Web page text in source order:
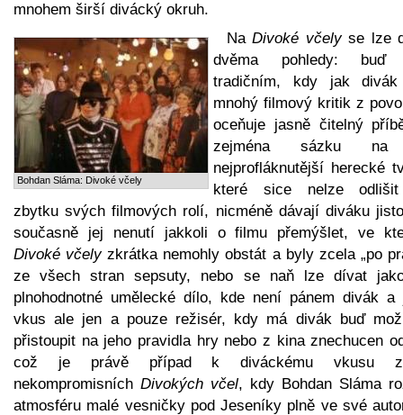
mnohem širší divácký okruh.
Bohdan Sláma: Divoké včely
NaDivoké včelyse lze
dvěma pohledy: buď
tradičním, kdy jak
mnohý filmový kritik z
oceňuje jasně čitelný
zejména sázku
nejprofláknutější herecké
které sice nelze
zbytku svých filmových rolí, nicméně dávají diváku
současně jej nenutí jakkoli o filmu přemýšlet, ve
Divoké včelyzkrátka nemohly obstát a byly zcela „po
ze všech stran sepsuty, nebo se naň lze dívat
plnohodnotné umělecké dílo, kde není pánem divák a
vkus ale jen a pouze režisér, kdy má divák buď
přistoupit na jeho pravidla hry nebo z kina znechucen
což je právě případ k diváckému vkusu
nekompromisních Divokých včel, kdy Bohdan Sláma
atmosféru malé vesničky pod Jeseníky plně ve své